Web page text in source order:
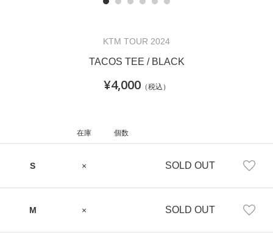
KTM TOUR 2024
TACOS TEE / BLACK
¥4,000（税込）
在庫 個数
S × SOLD OUT
M × SOLD OUT